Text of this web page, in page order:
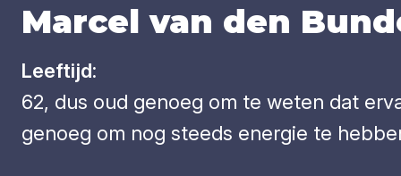
Marcel van den
Leeftijd:
62, dus oud genoeg om te weten dat
genoeg om nog steeds energie te